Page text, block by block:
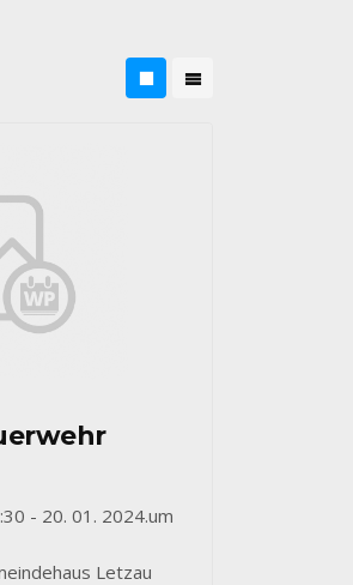
- 20. 01. 2024.um
Letzau